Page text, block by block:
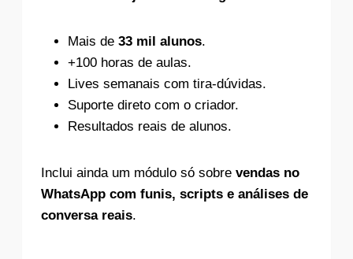
Mais de 33 mil alunos.
+100 horas de aulas.
Lives semanais com tira-dúvidas.
Suporte direto com o criador.
Resultados reais de alunos.
Inclui ainda um módulo só sobre vendas no
WhatsApp com funis, scripts e análises de
conversa reais.